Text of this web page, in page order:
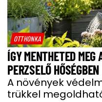
OTTHONKA
ÍGY MENTHETED
PERZSELŐ HŐSÉGBEN
A növények
trükkel